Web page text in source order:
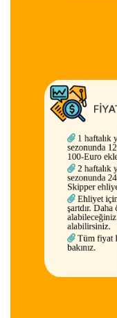
sezonunda
100-Euro
2 haftalık
sezonunda
Skipper
Ehliyet için
şartdır. Daha
alabileceğiniz
alabilirsiniz.
Tüm fiyat